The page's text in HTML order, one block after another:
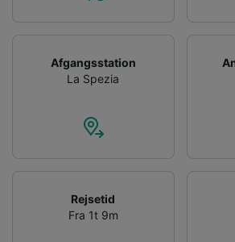
Afgangsstation
La Spezia
Rejsetid
Fra 1t 9m